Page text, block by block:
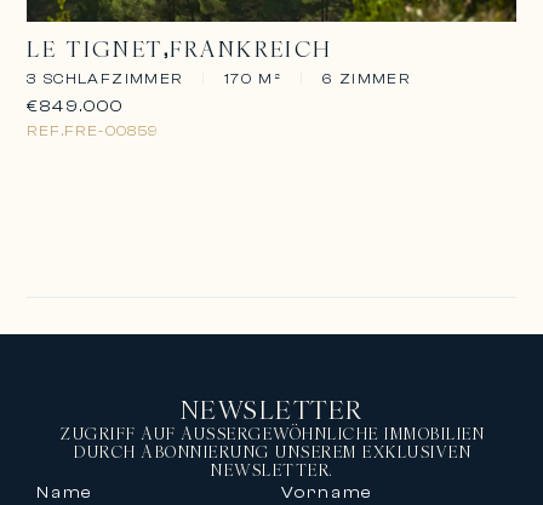
LE TIGNET FRANKREICH
3 SCHLAFZIMMER 170 M² 6 ZIMMER
REF.FRE-00859
€849.000
NEWSLETTER
ZUGRIFF AUF AUSSERGEWÖHNLICHE IMMOBILIEN
DURCH ABONNIERUNG UNSEREM EXKLUSIVEN
NEWSLETTER.
Name Vorname